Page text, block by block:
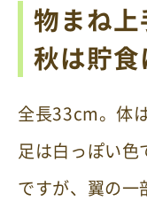
物まね
秋は貯
全長33cm。体
足は白っぽい色
ですが、翼の一